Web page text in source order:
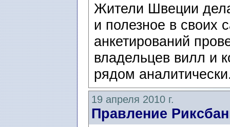
Жители Швеции
и полезное в своих
анкетирований
владельцев вилл и
рядом
19 апреля 2010 г.
Правление